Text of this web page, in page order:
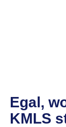
Egal,
KMLS